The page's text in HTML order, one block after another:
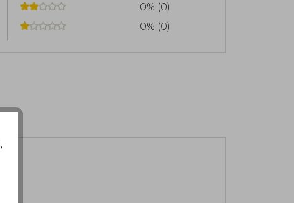
0% (0)
0% (0)
,